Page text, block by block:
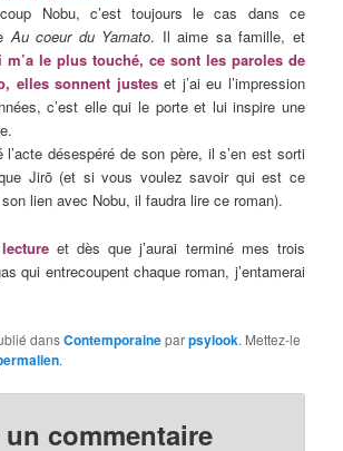
Nobu, c’est toujours le cas dans ce
Au coeur du Yamato. Il aime sa famille, et
m’a le plus touché, ce sont les paroles de
elles sonnent justeset j’ai eu l’impression
c’est elle qui le porte et lui inspire une
désespéré de son père, il s’en est sorti
Jirō (et si vous voulez savoir qui est ce
lien avec Nobu, il faudra lire ce roman).
et dès que j’aurai terminé mes trois
qui entrecoupent chaque roman, j’entamerai
dansContemporaineparpsylook. Mettez-le
.
commentaire